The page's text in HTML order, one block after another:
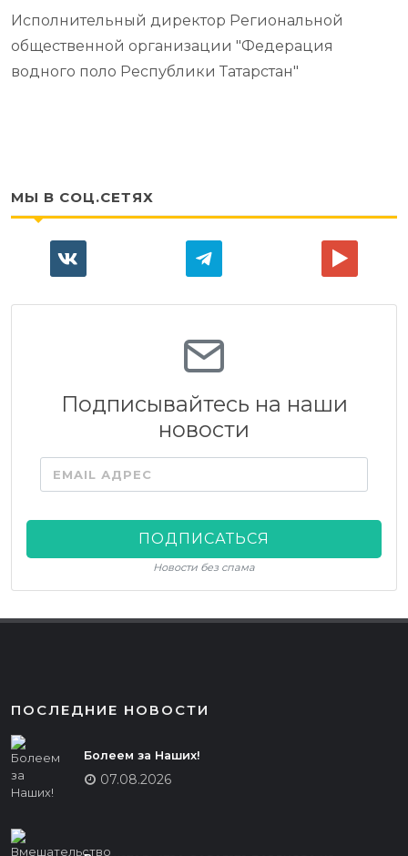
Исполнительный директор Региональной
общественной организации "Федерация
водного поло Республики Татарстан"
МЫ В СОЦ.СЕТЯХ
Подписывайтесь на наши
новости
EMAIL АДРЕС
ПОДПИСАТЬСЯ
Новости без спама
ПОСЛЕДНИЕ НОВОСТИ
Болеем за Наших!
07.08.2026